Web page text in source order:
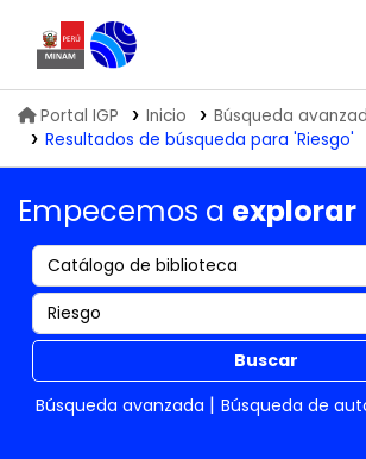
Biblioteca IGP
Portal IGP Inicio
Búsqueda
Resultados de búsqueda para 'Riesgo'
Empecemos a explorar
Buscar
Búsqueda avanzada
Búsqueda de